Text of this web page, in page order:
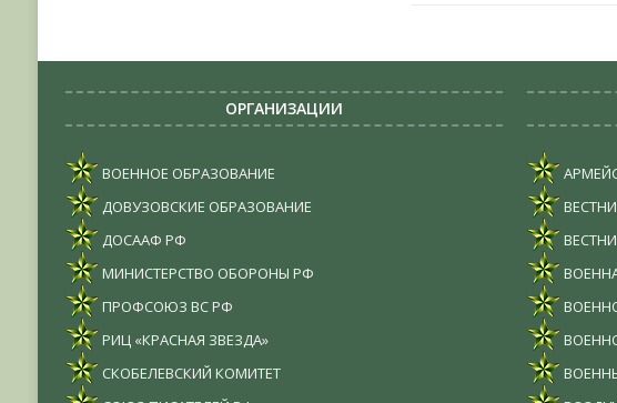
ОРГАНИЗАЦИИ
ВОЕННОЕ ОБРАЗОВАНИЕ
ДОВУЗОВСКИЕ ОБРАЗОВАНИЕ
ДОСААФ РФ
МИНИСТЕРСТВО ОБОРОНЫ РФ
ПРОФСОЮЗ ВС РФ
РИЦ «КРАСНАЯ ЗВЕЗДА»
СКОБЕЛЕВСКИЙ КОМИТЕТ